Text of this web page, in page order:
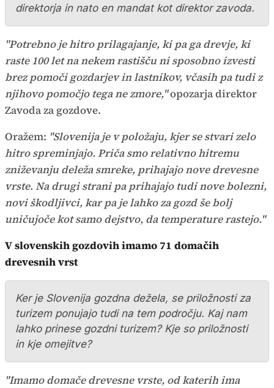
direktorja in nato en mandat kot direktor zavoda.
"Potrebno je hitro prilagajanje, ki pa ga drevje, ki
raste 100 let na nekem rastišču ni sposobno izvesti
brez pomoči gozdarjev in lastnikov, včasih pa tudi z
njihovo pomočjo tega ne zmore,"opozarja direktor
Zavoda za gozdove.
Oražem: "Slovenija je v položaju, kjer se stvari zelo
hitro spreminjajo. Priča smo relativno hitremu
zniževanju deleža smreke, prihajajo nove drevesne
vrste. Na drugi strani pa prihajajo tudi nove bolezni,
novi škodljivci, kar pa je lahko za gozd še bolj
uničujoče kot samo dejstvo, da temperature rastejo."
V slovenskih gozdovih imamo 71 domačih
drevesnih vrst
Ker je Slovenija gozdna dežela, se priložnosti za
turizem ponujajo tudi na tem področju. Kaj nam
lahko prinese gozdni turizem? Kje so priložnosti
in kje omejitve?
"Imamo domače drevesne vrste, od katerih ima